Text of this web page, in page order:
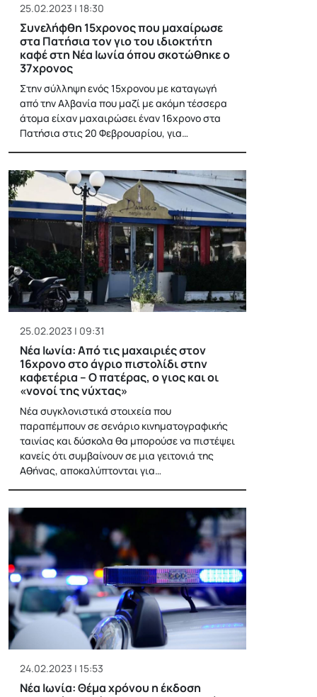
25.02.2023 | 18:30
Συνελήφθη 15χρονος που μαχαίρωσε
στα Πατήσια τον γιο του ιδιοκτήτη
καφέ στη Νέα Ιωνία όπου σκοτώθηκε ο
37χρονος
Στην σύλληψη ενός 15χρονου με καταγωγή
από την Αλβανία που μαζί με ακόμη τέσσερα
άτομα είχαν μαχαιρώσει έναν 16χρονο στα
Πατήσια στις 20 Φεβρουαρίου, για…
25.02.2023 | 09:31
Νέα Ιωνία: Από τις μαχαιριές στον
16χρονο στο άγριο πιστολίδι στην
καφετέρια – Ο πατέρας, ο γιος και οι
«νονοί της νύχτας»
Νέα συγκλονιστικά στοιχεία που
παραπέμπουν σε σενάριο κινηματογραφικής
ταινίας και δύσκολα θα μπορούσε να πιστέψει
κανείς ότι συμβαίνουν σε μια γειτονιά της
Αθήνας, αποκαλύπτονται για…
24.02.2023 | 15:53
Νέα Ιωνία: Θέμα χρόνου η έκδοση